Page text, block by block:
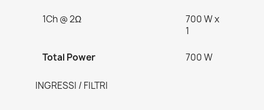
1Ch @ 2Ω
700 W x
1
Total Power 700 W
INGRESSI / FILTRI